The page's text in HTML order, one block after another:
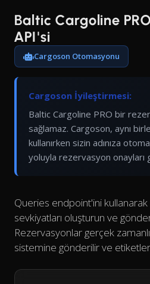
Baltic Cargoline
API'si
Cargoson Otomasyonu
Cargoson İyileştirmesi:
Baltic Cargoline PRO bir
sağlamaz. Cargoson, aynı
kullanırken sizin adınıza
yoluyla rezervasyon onayları
Queries endpoint'ini kullanarak
sevkiyatları oluşturun ve
Rezervasyonlar gerçek zamanlı
sistemine gönderilir ve